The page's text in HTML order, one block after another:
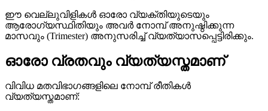
ഈ വെല്ലുവിളികൾ ഓരോ വ്യക്തിയുടെയും
ആരോഗ്യസ്ഥിതിയും അവർ നോമ്പ് അനുഷ്ഠിക്കുന്ന
മാസവും (Trimester) അനുസരിച്ച് വ്യത്യാസപ്പെട്ടിരിക്കും.
ഓരോ വ്രതവും വ്യത്യസ്തമാണ്
വിവിധ മതവിഭാഗങ്ങളിലെ നോമ്പ് രീതികൾ
വ്യത്യസ്തമാണ്: